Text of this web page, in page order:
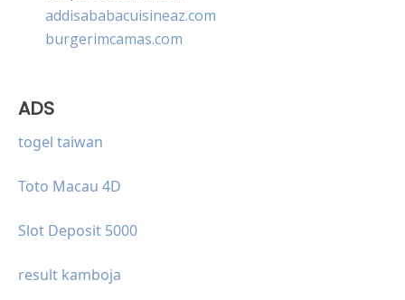
addisababacuisineaz.com
burgerimcamas.com
ADS
togel taiwan
Toto Macau 4D
Slot Deposit 5000
result kamboja